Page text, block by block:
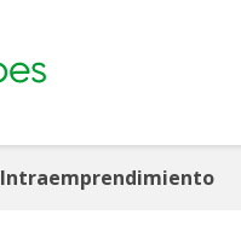
Intraemprendimiento